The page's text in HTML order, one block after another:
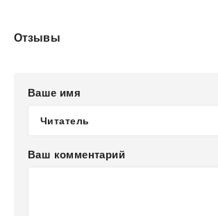
Отзывы
Ваше имя
Ваш комментарий